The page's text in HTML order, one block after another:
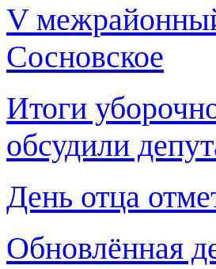
V
Сосновское
Итоги
обсудили
День отца
Обновлённая